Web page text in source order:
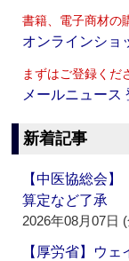
書籍、電子商材の
オンラインショ
まずはご登録くだ
メールニュース
新着記事
【中医協総会
算定など了承
2026年08月07日
【厚労省】ウ